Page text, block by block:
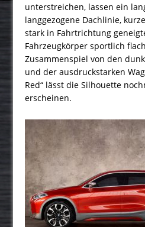
unterstreichen, lassen ein
langgezogene Dachlinie,
stark in Fahrtrichtung
Fahrzeugkörper sportlich
Zusammenspiel von den
und der ausdruckstarken
Red“ lässt die Silhouette
erscheinen.